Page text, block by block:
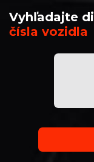
Vyhľadajte
čísla vozidla